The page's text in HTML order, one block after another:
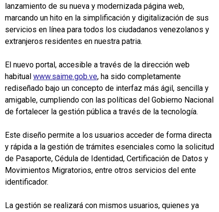
lanzamiento de su nueva y modernizada página web,
marcando un hito en la simplificación y digitalización de sus
servicios en línea para todos los ciudadanos venezolanos y
extranjeros residentes en nuestra patria.
El nuevo portal, accesible a través de la dirección web
habitual www.saime.gob.ve, ha sido completamente
rediseñado bajo un concepto de interfaz más ágil, sencilla y
amigable, cumpliendo con las políticas del Gobierno Nacional
de fortalecer la gestión pública a través de la tecnología.
Este diseño permite a los usuarios acceder de forma directa
y rápida a la gestión de trámites esenciales como la solicitud
de Pasaporte, Cédula de Identidad, Certificación de Datos y
Movimientos Migratorios, entre otros servicios del ente
identificador.
La gestión se realizará con mismos usuarios, quienes ya